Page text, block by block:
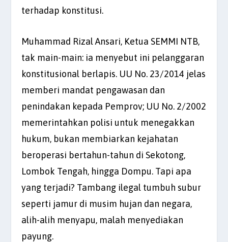
terhadap konstitusi.
Muhammad Rizal Ansari, Ketua SEMMI NTB,
tak main-main: ia menyebut ini pelanggaran
konstitusional berlapis. UU No. 23/2014 jelas
memberi mandat pengawasan dan
penindakan kepada Pemprov; UU No. 2/2002
memerintahkan polisi untuk menegakkan
hukum, bukan membiarkan kejahatan
beroperasi bertahun-tahun di Sekotong,
Lombok Tengah, hingga Dompu. Tapi apa
yang terjadi? Tambang ilegal tumbuh subur
seperti jamur di musim hujan dan negara,
alih-alih menyapu, malah menyediakan
payung.